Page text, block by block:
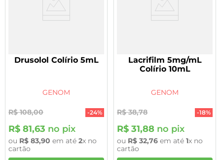
Drusolol Colírio 5mL
GENOM
R$ 108,00 -24%
R$ 81,63 no pix
ou R$ 83,90 em até 2x no
cartão
Lacrifilm 5mg/mL
Colírio 10mL
GENOM
R$ 38,78 -18%
R$ 31,88 no pix
ou R$ 32,76 em até 1x no
cartão